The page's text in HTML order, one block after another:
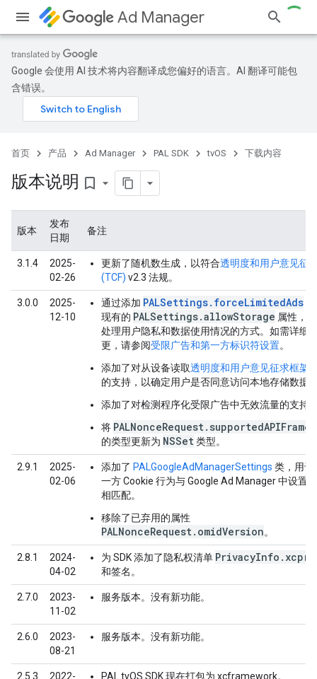
Ad Manager
Google 会使用 AI 技术将内容翻译成您偏好的语言。AI 翻译可能包
含错误。
首页 产品 Ad Manager PAL SDK tvOS 下载内容
版本说明 bookmark_border
版本
发布
日期
备注
3.1.4
2025-
02-26
更新了随机数生成，以符合透明度和用户意见征
(TCF) v2.3 法规。
3.0.0
2025-
12-10
通过添加 PALSettings.forceLimitedAds
现有的 PALSettings.allowStorage 属性，
处理用户隐私和数据使用情况的方式。如需详细
更，请参阅受限广告和第一方标识符设置。
添加了对从设备读取透明度和用户意见征求框架
的支持，以确定用户是否同意访问本地存储数据
添加了对检测程序化受限广告中无效流量的支持
将
的类型更新为 NSSet类型。
2.9.1
2025-
02-06
添加了 PALGoogleAdManagerSettings 类，用于
一方 Cookie 行为与 Google Ad Manager 中设置
相匹配。
移除了已弃用的属性
PALNonceRequest.omidVersion。
2.8.1
2024-
04-02
为 SDK 添加了隐私权清单
和签名。
2.7.0
2023-
11-02
服务版本。没有新功能。
2.6.0
2023-
08-21
服务版本。没有新功能。
2.5.3
2022-
PAL tvOS SDK 现在打包为 xcframework。